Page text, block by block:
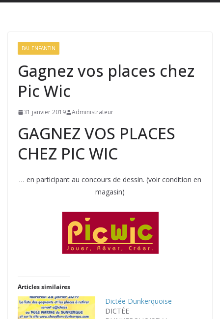
BAL ENFANTIN
Gagnez vos places chez
Pic Wic
31 janvier 2019 Administrateur
GAGNEZ VOS PLACES
CHEZ PIC WIC
… en participant au concours de dessin. (voir condition en
magasin)
Articles similaires
Dictée Dunkerquoise
DICTÉE